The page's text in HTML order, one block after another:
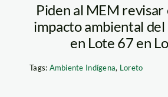
Piden al MEM revisar
impacto ambiental
en Lote 67 en
Tags: Ambiente Indígena, Loreto